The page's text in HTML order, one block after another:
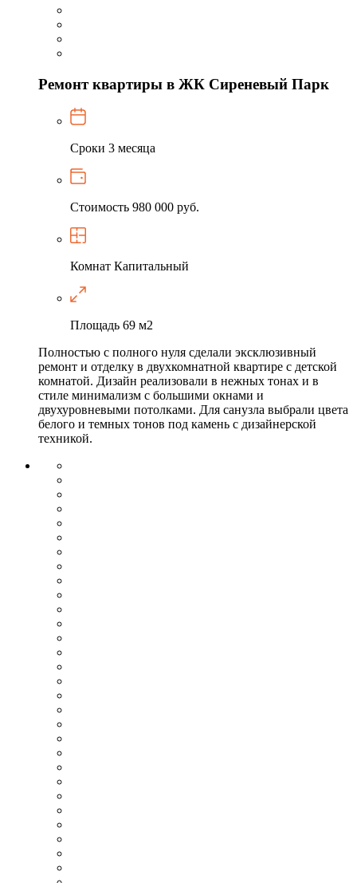
Ремонт квартиры в ЖК Сиреневый Парк
Сроки 3 месяца
Стоимость 980 000 руб.
Комнат Капитальный
Площадь 69 м2
Полностью с полного нуля сделали эксклюзивный
ремонт и отделку в двухкомнатной квартире с детской
комнатой. Дизайн реализовали в нежных тонах и в
стиле минимализм с большими окнами и
двухуровневыми потолками. Для санузла выбрали цвета
белого и темных тонов под камень с дизайнерской
техникой.